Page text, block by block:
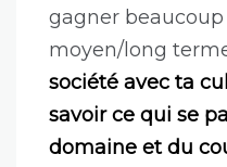
gagner
moyen/long
société avec ta
savoir ce qui se
domaine et du